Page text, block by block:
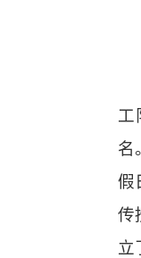
工
名
假
传
立